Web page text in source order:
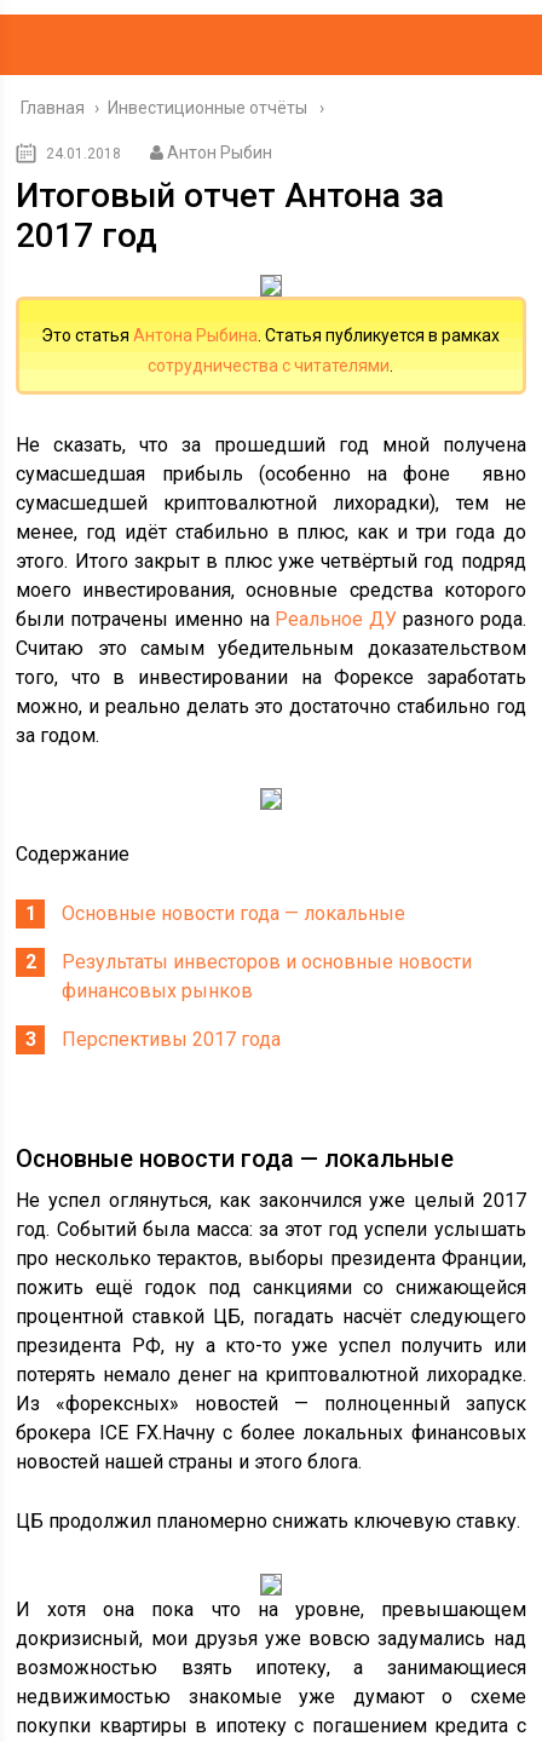
Главная › Инвестиционные отчёты
24.01.2018 Антон Рыбин
Итоговый отчет Антона за
2017 год
Это статьяАнтона Рыбина . Статья публикуется в рамках
сотрудничества с читателями
Не сказать, что за прошедший год мной получена
сумасшедшая прибыль (особенно на фоне явно
сумасшедшей криптовалютной лихорадки), тем не
менее, год идёт стабильно в плюс, как и три года до
этого. Итого закрыт в плюс уже четвёртый год подряд
моего инвестирования, основные средства которого
были потрачены именно на Реальное ДУ разного рода.
Считаю это самым убедительным доказательством
того, что в инвестировании на Форексе заработать
можно, и реально делать это достаточно стабильно год
за годом.
Содержание
Основные новости года — локальные
Результаты инвесторов и основные новости
финансовых рынков
Перспективы 2017 года
Основные новости года — локальные
Не успел оглянуться, как закончился уже целый 2017
год. Событий была масса: за этот год успели услышать
про несколько терактов, выборы президента Франции,
пожить ещё годок под санкциями со снижающейся
процентной ставкой ЦБ, погадать насчёт следующего
президента РФ, ну а кто-то уже успел получить или
потерять немало денег на криптовалютной лихорадке.
Из «форексных» новостей — полноценный запуск
брокера ICE FX.Начну с более локальных финансовых
новостей нашей страны и этого блога.
ЦБ продолжил планомерно снижать ключевую ставку.
И хотя она пока что на уровне, превышающем
докризисный, мои друзья уже вовсю задумались над
возможностью взять ипотеку, а занимающиеся
недвижимостью знакомые уже думают о схеме
покупки квартиры в ипотеку с погашением кредита с